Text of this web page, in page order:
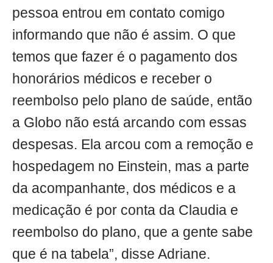
pessoa entrou em contato comigo
informando que não é assim. O que
temos que fazer é o pagamento dos
honorários médicos e receber o
reembolso pelo plano de saúde, então
a Globo não está arcando com essas
despesas. Ela arcou com a remoção e
hospedagem no Einstein, mas a parte
da acompanhante, dos médicos e a
medicação é por conta da Claudia e
reembolso do plano, que a gente sabe
que é na tabela”, disse Adriane.